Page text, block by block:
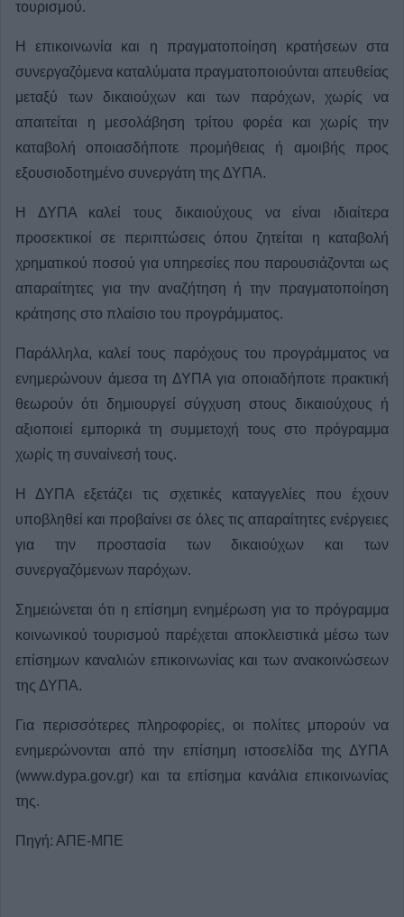
τουρισμού.
Η επικοινωνία και η πραγματοποίηση κρατήσεων στα
συνεργαζόμενα καταλύματα πραγματοποιούνται απευθείας
μεταξύ των δικαιούχων και των παρόχων, χωρίς να
απαιτείται η μεσολάβηση τρίτου φορέα και χωρίς την
καταβολή οποιασδήποτε προμήθειας ή αμοιβής προς
εξουσιοδοτημένο συνεργάτη της ΔΥΠΑ.
Η ΔΥΠΑ καλεί τους δικαιούχους να είναι ιδιαίτερα
προσεκτικοί σε περιπτώσεις όπου ζητείται η καταβολή
χρηματικού ποσού για υπηρεσίες που παρουσιάζονται ως
απαραίτητες για την αναζήτηση ή την πραγματοποίηση
κράτησης στο πλαίσιο του προγράμματος.
Παράλληλα, καλεί τους παρόχους του προγράμματος να
ενημερώνουν άμεσα τη ΔΥΠΑ για οποιαδήποτε πρακτική
θεωρούν ότι δημιουργεί σύγχυση στους δικαιούχους ή
αξιοποιεί εμπορικά τη συμμετοχή τους στο πρόγραμμα
χωρίς τη συναίνεσή τους.
Η ΔΥΠΑ εξετάζει τις σχετικές καταγγελίες που έχουν
υποβληθεί και προβαίνει σε όλες τις απαραίτητες ενέργειες
για την προστασία των δικαιούχων και των
συνεργαζόμενων παρόχων.
Σημειώνεται ότι η επίσημη ενημέρωση για το πρόγραμμα
κοινωνικού τουρισμού παρέχεται αποκλειστικά μέσω των
επίσημων καναλιών επικοινωνίας και των ανακοινώσεων
της ΔΥΠΑ.
Για περισσότερες πληροφορίες, οι πολίτες μπορούν να
ενημερώνονται από την επίσημη ιστοσελίδα της ΔΥΠΑ
(www.dypa.gov.gr) και τα επίσημα κανάλια επικοινωνίας
της.
Πηγή: ΑΠΕ-ΜΠΕ